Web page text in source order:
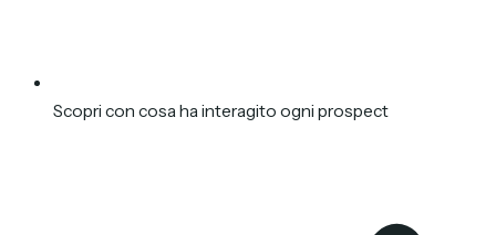
Scopri con cosa ha interagito ogni prospect